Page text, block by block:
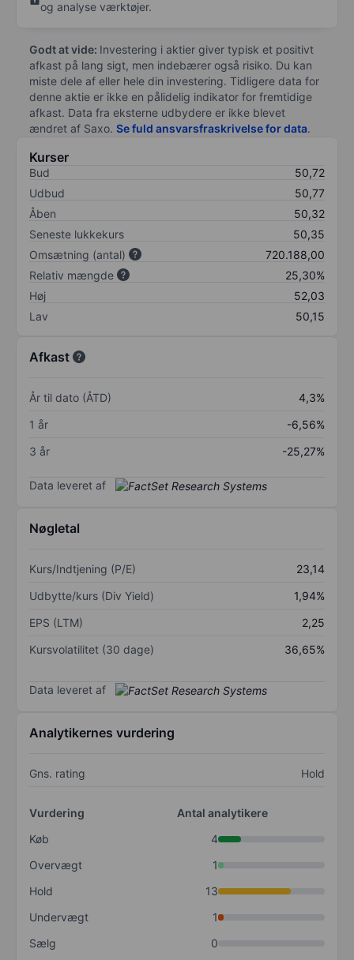
og analyse værktøjer.
Godt at vide: Investering i aktier giver typisk et positivt
afkast på lang sigt, men indebærer også risiko. Du kan
miste dele af eller hele din investering. Tidligere data for
denne aktie er ikke en pålidelig indikator for fremtidige
afkast. Data fra eksterne udbydere er ikke blevet
ændret af Saxo. Se fuld ansvarsfraskrivelse for data.
Kurser
Bud
50,72
Udbud
50,77
Åben
50,32
Seneste lukkekurs
50,35
Omsætning (antal)
720.188,00
Relativ mængde
25,30%
Høj
52,03
Lav
50,15
Afkast
År til dato (ÅTD)
4,3%
1 år
-6,56%
3 år
-25,27%
Data leveret af
Nøgletal
Kurs/Indtjening (P/E)
23,14
Udbytte/kurs (Div Yield)
1,94%
EPS (LTM)
2,25
Kursvolatilitet (30 dage)
36,65%
Data leveret af
Analytikernes vurdering
Gns. rating Hold
Vurdering
Antal analytikere
Køb
4
Overvægt
1
Hold
13
Undervægt
1
Sælg
0